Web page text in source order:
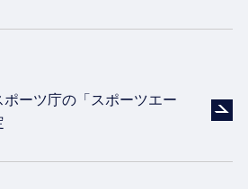
ーツ庁の「スポーツエー